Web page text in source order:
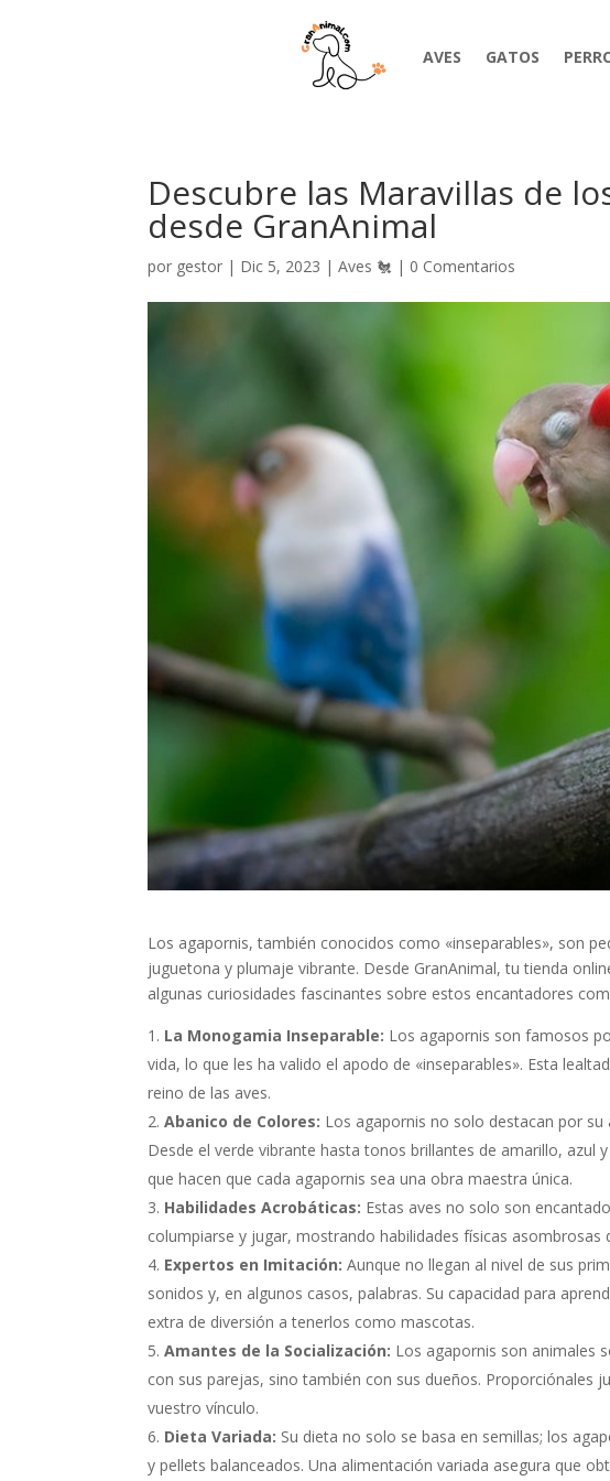
AVES GATOS
Descubre las Maravillas de
desde GranAnimal
por gestor | Dic 5, 2023 |Aves 🐔 | 0 Comentarios
Los agapornis, también conocidos como «inseparables», son
juguetona y plumaje vibrante. Desde GranAnimal, tu tienda
algunas curiosidades fascinantes sobre estos encantadores
La Monogamia Inseparable: Los agapornis son famosos
vida, lo que les ha valido el apodo de «inseparables». Esta
reino de las aves.
Abanico de Colores: Los agapornis no solo destacan por
Desde el verde vibrante hasta tonos brillantes de amarillo, azul
que hacen que cada agapornis sea una obra maestra única.
Habilidades Acrobáticas: Estas aves no solo son
columpiarse y jugar, mostrando habilidades físicas asombrosas
Expertos en Imitación: Aunque no llegan al nivel de sus
sonidos y, en algunos casos, palabras. Su capacidad para
extra de diversión a tenerlos como mascotas.
Amantes de la Socialización: Los agapornis son animales
con sus parejas, sino también con sus dueños. Proporciónales
vuestro vínculo.
Dieta Variada: Su dieta no solo se basa en semillas; los
y pellets balanceados. Una alimentación variada asegura que